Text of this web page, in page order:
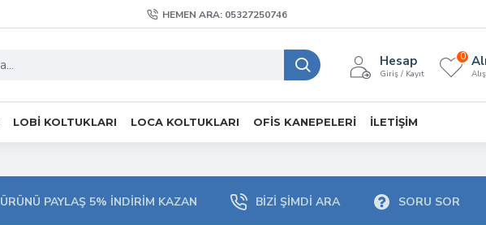
HEMEN ARA: 05327250746
Hesap
Giriş / Kayıt
0
LOBI KOLTUKLARI LOCA KOLTUKLARI OFIS KANEPELERI İLETIŞIM
ÜRÜNÜ PAYLAŞ 5% İNDIRIM KAZAN BIZI ŞIMDI ARA SORU SOR